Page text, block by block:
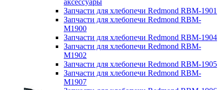
аксессуары
Запчасти для хлебопечи Redmond RBM-1901
Запчасти для хлебопечи Redmond RBM-
M1900
Запчасти для хлебопечи Redmond RBM-1904
Запчасти для хлебопечи Redmond RBM-
M1902
Запчасти для хлебопечи Redmond RBM-1905
Запчасти для хлебопечи Redmond RBM-
M1907